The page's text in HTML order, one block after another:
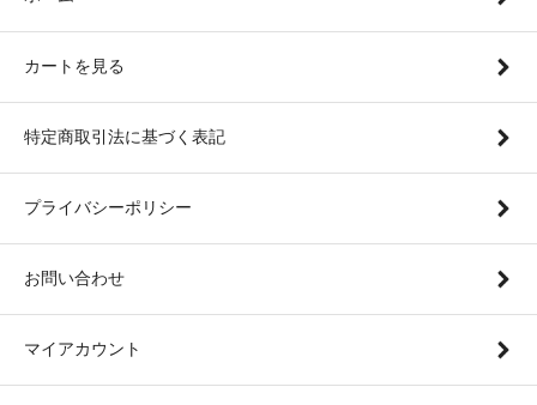
カートを見る
特定商取引法に基づく表記
プライバシーポリシー
お問い合わせ
マイアカウント